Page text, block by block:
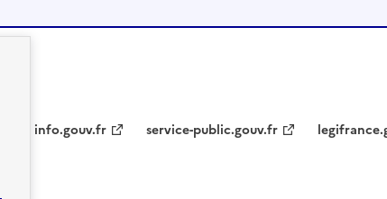
info.gouv.fr service-public.gouv.fr